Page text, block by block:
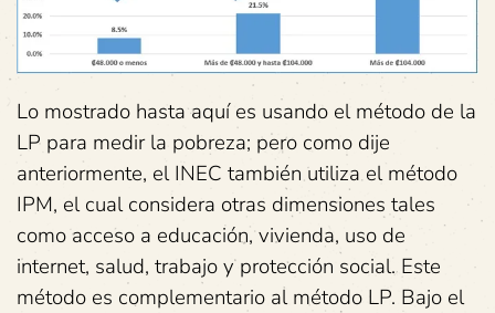
Lo mostrado hasta aquí es usando el método de la
LP para medir la pobreza; pero como dije
anteriormente, el INEC también utiliza el método
IPM, el cual considera otras dimensiones tales
como acceso a educación, vivienda, uso de
internet, salud, trabajo y protección social. Este
método es complementario al método LP. Bajo el